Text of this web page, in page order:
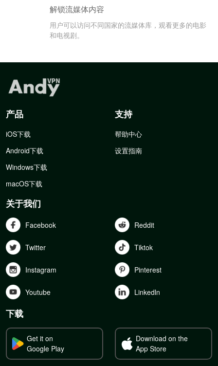
解锁流媒体内容
用户可以访问不同国家的流媒体库，观看更多的电影
和电视剧。
产品
iOS下载
Android下载
Windows下载
macOS下载
支持
帮助中心
设置指南
关于我们
Facebook Reddit
Twitter Tiktok
Instagram Pinterest
Youtube Linkedln
下载
Get it on
Google Play
Download on the
App Store